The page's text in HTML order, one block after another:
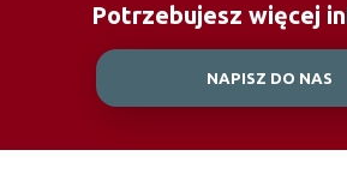
Potrzebujesz więcej
NAPISZ DO NAS